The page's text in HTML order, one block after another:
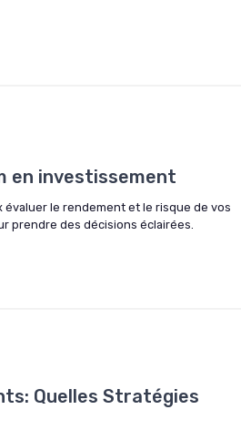
en investissement
évaluer le rendement et le risque de vos
prendre des décisions éclairées.
Quelles Stratégies